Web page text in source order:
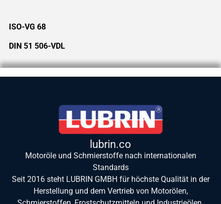
ISO-VG 68
DIN 51 506-VDL
lubrin.co
Motoröle und Schmierstoffe nach internationalen
Standards
Seit 2016 steht LUBRIN GMBH für höchste Qualität in der
Herstellung und dem Vertrieb von Motorölen,